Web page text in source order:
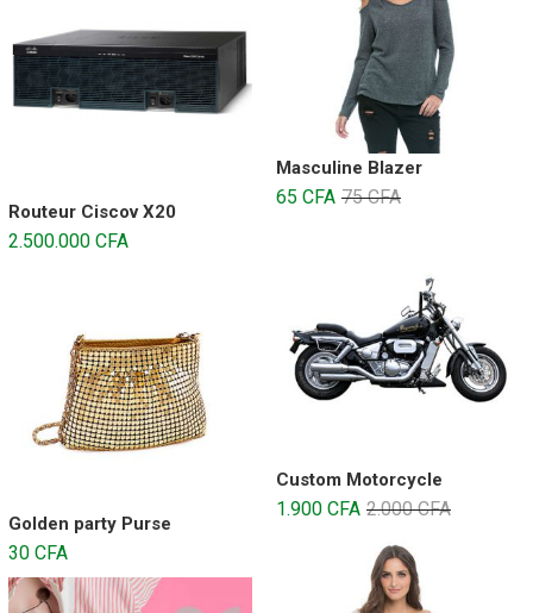
Routeur Ciscov X20
2.500.000 CFA
Golden party Purse
30 CFA
Masculine Blazer
75CFA
65 CFA
Custom Motorcycle
2.000CFA
1.900 CFA